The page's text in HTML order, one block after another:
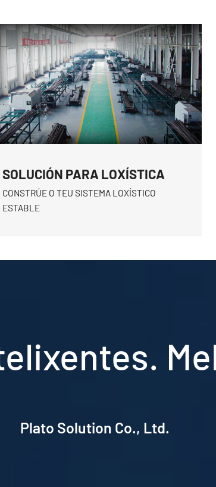
SOLUCIÓN PARA LOXÍSTICA
CONSTRÚE O TEU SISTEMA LOXÍSTICO
ESTABLE
Plato Solution Co., Ltd.